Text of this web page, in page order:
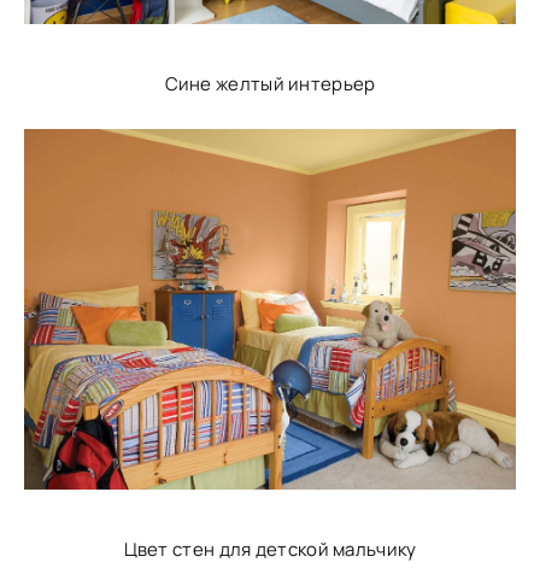
Сине желтый интерьер
Цвет стен для детской мальчику